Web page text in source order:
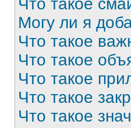
Что такое
Могу ли я
Что такое
Что такое
Что такое
Что такое
Что такое